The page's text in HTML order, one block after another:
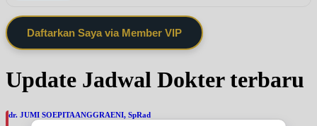
Daftarkan Saya via Member VIP
Update Jadwal Dokter terbaru
dr. JUMI SOEPITAANGGRAENI, SpRad